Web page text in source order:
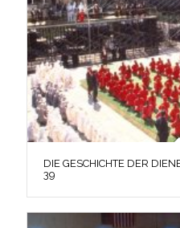
DIE GESCHICHTE DER
39